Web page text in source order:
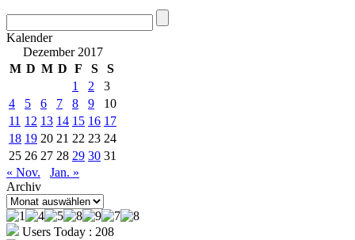
Kalender
Dezember 2017
M D M D F S
S
1
2
3
4
5 6 7 8 9
10
11 12 13 14 15 16 17
18 19 20 21 22 23 24
25 26 27 28 29 30 31
« Nov.
Jan. »
Archiv
Archiv
Users Today : 208